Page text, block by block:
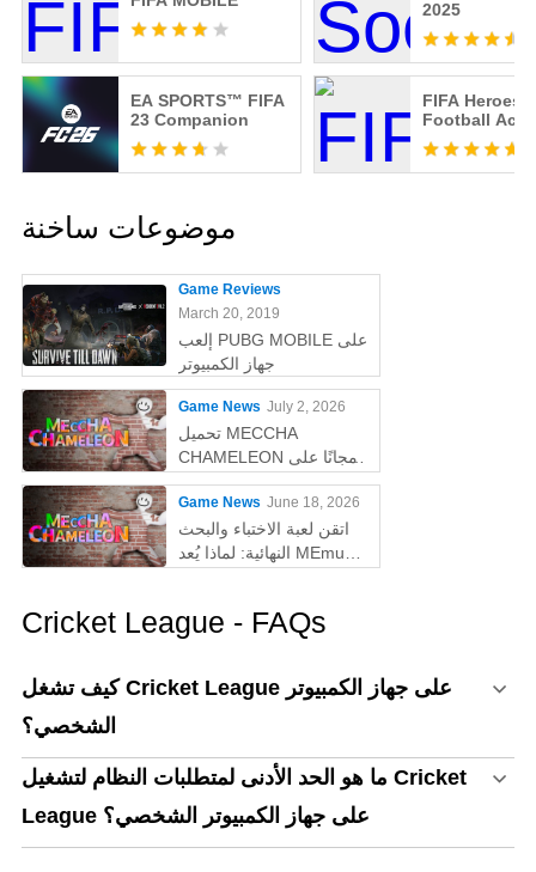
2025
EA SPORTS™ FIFA
23 Companion
FIFA Heroes:
Football
موضوعات ساخنة
Game Reviews
March 20, 2019
إلعب PUBG MOBILE على
جهاز الكمبيوتر
Game News July 2, 2026
تحميل MECCHA
CHAMELEON مجانًا على
الكمبيوتر
Game News June 18, 2026
اتقن لعبة الاختباء والبحث
النهائية: لماذا يُعد MEmu
على الكمبيوتر!
Cricket League - FAQs
كيف تشغل Cricket League على جهاز الكمبيوتر
الشخصي؟
ما هو الحد الأدنى لمتطلبات النظام لتشغيل Cricket
League على جهاز الكمبيوتر الشخصي؟